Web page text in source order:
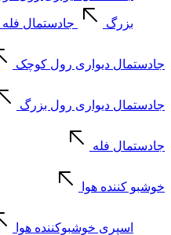
بزرگ جادستمال فله
جادستمال دیواری رول کوچک
جادستمال دیواری رول بزرگ
جادستمال فله
خوشبو کننده هوا
اسپری خوشبوکننده هوا